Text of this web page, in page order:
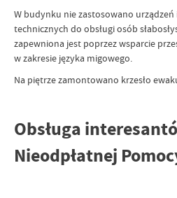
W budynku nie zastosowano
technicznych do obsługi osób
zapewniona jest poprzez wsparcie
w zakresie języka migowego.
Na piętrze zamontowano krzesło
Obsługa
Nieodpłatnej